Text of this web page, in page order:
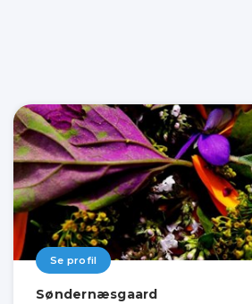
Se profil
Søndernæsgaard